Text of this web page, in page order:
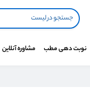
نوبت دهی مطب مشاوره آنلاین